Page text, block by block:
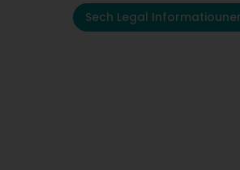
Sech Legal